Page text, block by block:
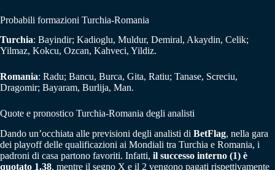
Probabili formazioni Turchia-Romania
Turchia: Bayindir; Kadioglu, Muldur, Demiral, Akaydin, Celik;
Yilmaz, Kokcu, Ozcan, Kahveci, Yildiz.
Romania: Radu; Bancu, Burca, Gita, Ratiu; Tanase, Screciu,
Dragomir; Bayaram, Burlija, Man.
Quote e pronostico Turchia-Romania degli analisti
Dando un’occhiata alle previsioni degli analisti di BetFlag, nella gara
dei playoff delle qualificazioni ai Mondiali tra Turchia e Romania, i
padroni di casa partono favoriti. Infatti, il successo interno (1) è
quotato 1.38, mentre il segno X e il 2 vengono pagati rispettivamente